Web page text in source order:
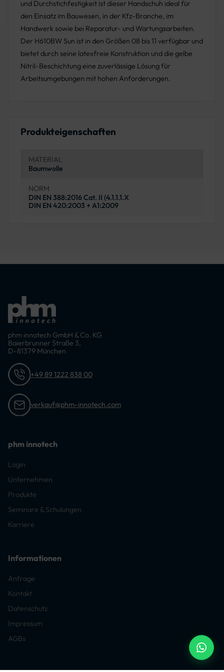
und Durchstichfestigkeit ist dieser Handschuh ideal für
den Einsatz im Bauwesen, in der Kfz-Branche, im
Handwerk sowie bei Reparatur- und Wartungsarbeiten.
Der H610BW Sun ist in den Größen 08 bis 11 verfügbar und
bietet durch seine latexfreie Konstruktion und die gelbe
Nitril-Beschichtung eine zuverlässige Lösung für
Arbeitsumgebungen mit hohen Anforderungen.
Produkteigenschaften
MATERIAL
Baumwolle
NORM
DIN EN 388:2016 Cat. II (4.1.1.1.X
DIN EN 420:2003 + A1:2009
phm innotech GmbH & Co. KG
Baierbrunner Straße 3,
D-81379 München
+49 89 1222 838 00
verkauf@phm-innotech.com
phm innotech
Login
Unternehmen
Produkte
Seminare & Schulungen
Karriere
Informationen
Anfrage
Kontakt
Datenschutz
Impressum
AGBs